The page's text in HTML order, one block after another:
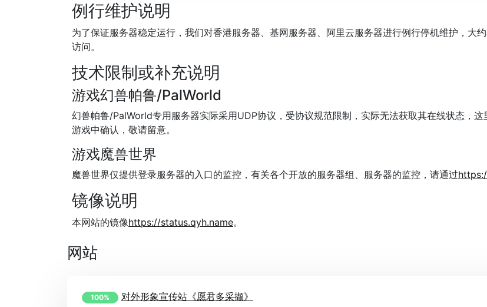
例行维护说明
为了保证服务器稳定运行，我们对香港服务器、基网服务器、阿里云服务器进行例行停机维护，
访问。
技术限制或补充说明
游戏幻兽帕鲁/PalWorld
幻兽帕鲁/PalWorld专用服务器实际采用UDP协议，受协议规范限制，实际无法获取其在线状态，
游戏中确认，敬请留意。
游戏魔兽世界
魔兽世界仅提供登录服务器的入口的监控，有关各个开放的服务器组、服务器的监控，请通过
镜像说明
本网站的镜像https://status.qyh.name。
网站
100% 对外形象宣传站《愿君多采撷》